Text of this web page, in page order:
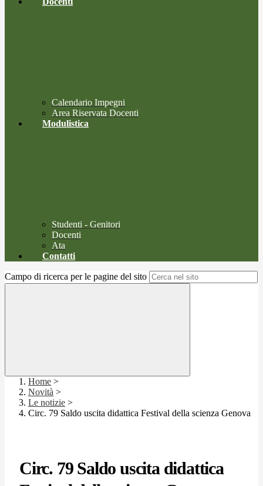
Calendario Impegni
Area Riservata Docenti
Modulistica
Studenti - Genitori
Docenti
Ata
Contatti
Campo di ricerca per le pagine del sito
Home >
Novità >
Le notizie >
Circ. 79 Saldo uscita didattica Festival della scienza Genova
Circ. 79 Saldo uscita didattica